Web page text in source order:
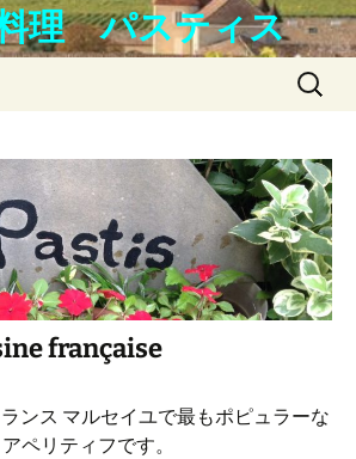
理 パスティス
検
索:
française
ンス マルセイユで最もポピュラーな
アペリティフです。